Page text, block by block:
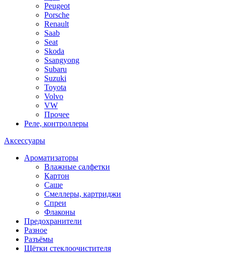
Peugeot
Porsche
Renault
Saab
Seat
Skoda
Ssangyong
Subaru
Suzuki
Toyota
Volvo
VW
Прочее
Реле, контроллеры
Аксессуары
Ароматизаторы
Влажные салфетки
Картон
Саше
Смеллеры, картриджи
Спреи
Флаконы
Предохранители
Разное
Разъёмы
Щётки стеклоочистителя